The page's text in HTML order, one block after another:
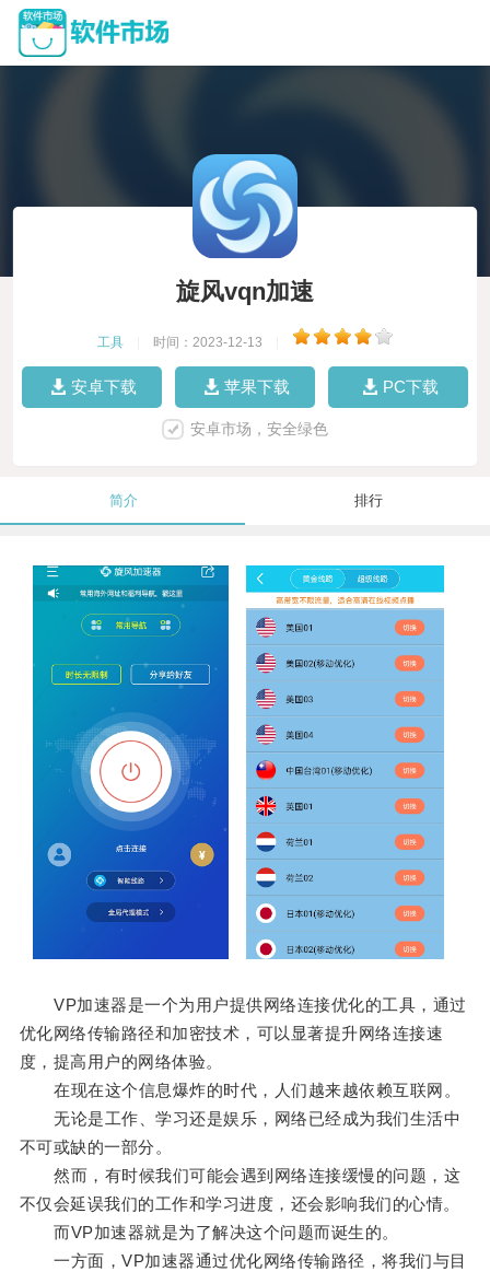
旋风vqn加速
工具 时间：2023-12-13
安卓下载 苹果下载 PC下载
安卓市场，安全绿色
简介 排行
VP加速器是一个为用户提供网络连接优化的工具，通过
优化网络传输路径和加密技术，可以显著提升网络连接速
度，提高用户的网络体验。
在现在这个信息爆炸的时代，人们越来越依赖互联网。
无论是工作、学习还是娱乐，网络已经成为我们生活中
不可或缺的一部分。
然而，有时候我们可能会遇到网络连接缓慢的问题，这
不仅会延误我们的工作和学习进度，还会影响我们的心情。
而VP加速器就是为了解决这个问题而诞生的。
一方面，VP加速器通过优化网络传输路径，将我们与目